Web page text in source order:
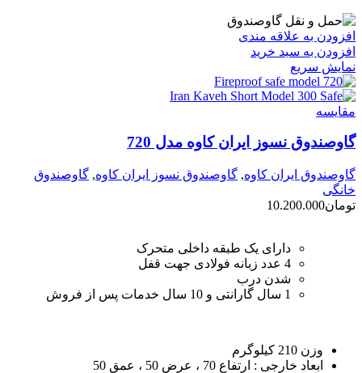
افزودن به علاقه مندی
افزودن به سبد خرید
نمایش سریع
مقايسه
گاوصندوق نسوز ایران کاوه مدل 720
گاوصندوق ایران کاوه, گاوصندوق نسوز ایران کاوه, گاوصندوق
خانگی
تومان10.200.000
دارای یک طبقه داخلی متحرک
4 عدد زبانه فولادی جهت قفل
شدن درب
1 سال گارانتی و 10 سال خدمات پس از فروش
وزن 210 کیلوگرم
ابعاد خارجی : ارتفاع 70 ، عرض 50 ، عمق 50